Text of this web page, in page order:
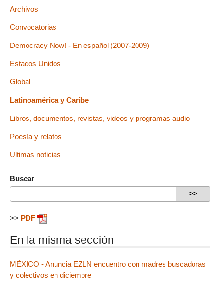
Archivos
Convocatorias
Democracy Now! - En español (2007-2009)
Estados Unidos
Global
Latinoamérica y Caribe
Libros, documentos, revistas, videos y programas audio
Poesía y relatos
Ultimas noticias
Buscar
>> PDF
En la misma sección
MÉXICO - Anuncia EZLN encuentro con madres buscadoras
y colectivos en diciembre